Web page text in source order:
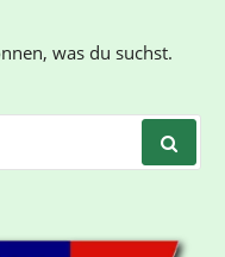
was du suchst.